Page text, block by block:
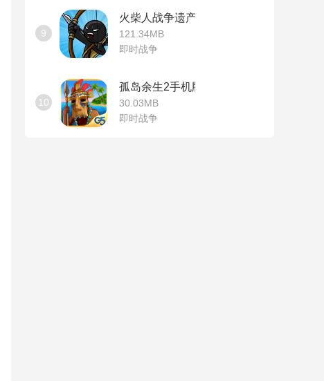
9
火柴人战争遗产无敌版
121.34MB
即时战争
10
孤岛余生2手机版
30.03MB
即时战争